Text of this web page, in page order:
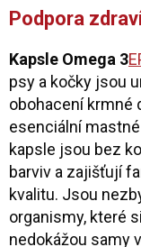
Podpora
Kapsle Omega 3
psy a kočky jsou
obohacení krmné
esenciální
kapsle jsou bez
barviv a zajišťují
kvalitu. Jsou
organismy, které
nedokážou samy